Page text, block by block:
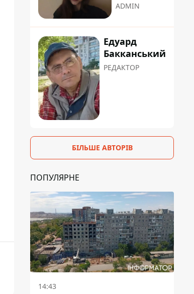
ADMIN
Едуард
Бакканський
РЕДАКТОР
БІЛЬШЕ АВТОРІВ
ПОПУЛЯРНЕ
14:43